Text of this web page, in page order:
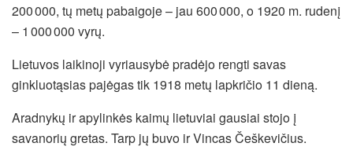
200 000, tų metų pabaigoje – jau 600 000, o 1920 m. rudenį
– 1 000 000 vyrų.
Lietuvos laikinoji vyriausybė pradėjo rengti savas
ginkluotąsias pajėgas tik 1918 metų lapkričio 11 dieną.
Aradnykų ir apylinkės kaimų lietuviai gausiai stojo į
savanorių gretas. Tarp jų buvo ir Vincas Češkevičius.